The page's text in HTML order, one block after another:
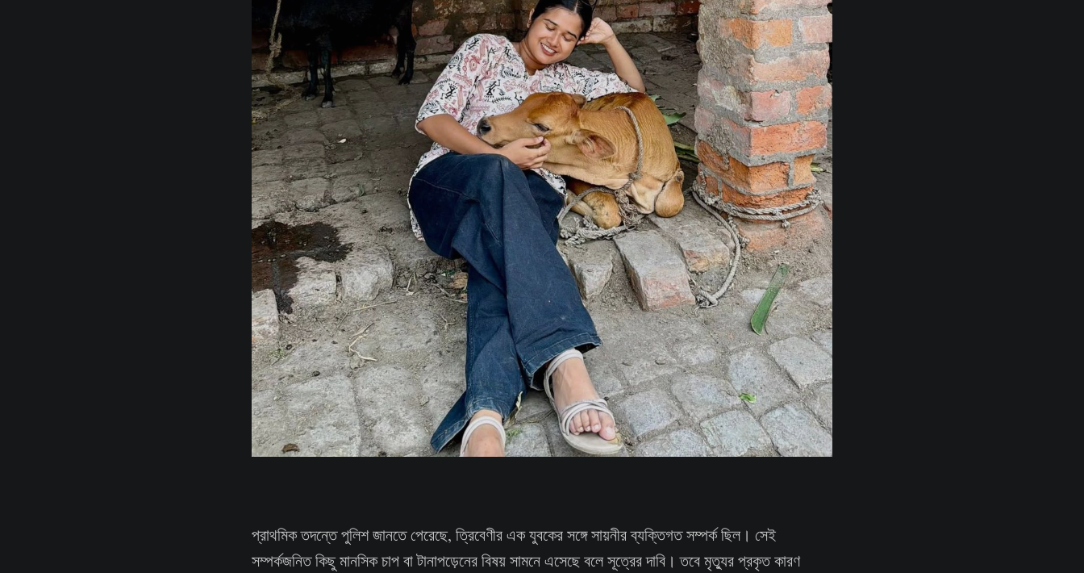
প্রাথমিক তদন্তে পুলিশ জানতে পেরেছে, ত্রিবেণীর এক যুবকের সঙ্গে সায়নীর ব্যক্তিগত সম্পর্ক ছিল। সেই
সম্পর্কজনিত কিছু মানসিক চাপ বা টানাপড়েনের বিষয় সামনে এসেছে বলে সূত্রের দাবি। তবে মৃত্যুর প্রকৃত কারণ